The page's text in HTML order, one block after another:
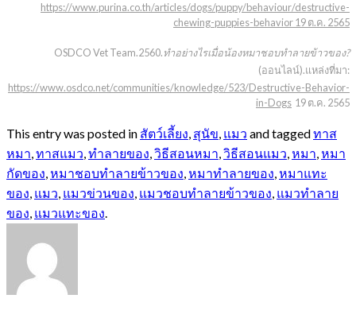
https://www.purina.co.th/articles/dogs/puppy/behaviour/destructive-
chewing-puppies-behavior19 ต.ค. 2565
OSDCO Vet Team.2560.ทำอย่างไรเมื่อน้องหมาชอบทำลายข้าวของ?
(ออนไลน์).แหล่งที่มา:
https://www.osdco.net/communities/knowledge/523/Destructive-Behavior-
in-Dogs 19 ต.ค. 2565
This entry was posted in สัตว์เลี้ยง, สุนัข, แมว and taggedทาส
หมา,ทาสแมว,ทำลายของ,วิธีสอนหมา,วิธีสอนแมว,หมา,หมา
กัดของ,หมาชอบทำลายข้าวของ,หมาทำลายของ,หมาแทะ
ของ, แมว, แมวข่วนของ, แมวชอบทำลายข้าวของ, แมวทำลาย
ของ, แมวแทะของ.